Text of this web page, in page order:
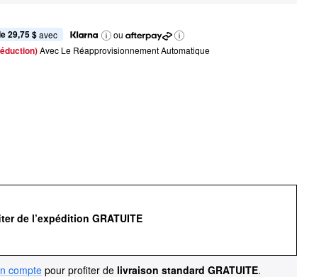
29,75 $ avec
ou
Avec Le Réapprovisionnement Automatique
de l’expédition GRATUITE
compte pour profiter de livraison standard GRATUITE.